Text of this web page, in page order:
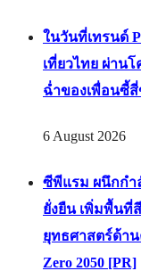
ในวันที่เทรนด์
เที่ยวไทย ผ่านโ
ฉ่ำของเพื่อนซี้สี่
6 August 2026
ซีพีแรม ผนึกกำ
ยั่งยืน เพิ่มพื้นที่
ยุทธศาสตร์ด้า
Zero 2050 [PR]